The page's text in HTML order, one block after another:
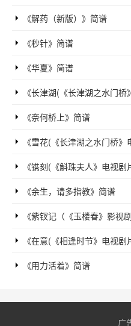
《解药（新版）》简谱
《秒针》简谱
《华夏》简谱
《长津湖(《长津湖之水门
《奈何桥上》简谱
《雪花(《长津湖之水门桥
《镌刻(《斛珠夫人》电视
《余生，请多指教》简谱
《紫钗记（《玉楼春》影视
《在意(《相逢时节》电视
《用力活着》简谱
广